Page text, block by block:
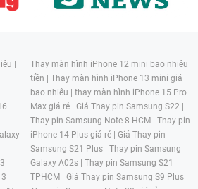
là nếu nó ảnh hưởng đến trải
thẩm mỹ của điện thoại và ảnh
đáo, có thể dẫn đến việc nước
|
Thay màn hình iPhone 12 mini bao nhiêu
tiền | Thay màn hình iPhone 13 mini giá
bao nhiêu | thay màn hình iPhone 15 Pro
Max giá rẻ | Giá Thay pin Samsung S22 |
Thay pin Samsung Note 8 HCM | Thay pin
iPhone 14 Plus giá rẻ | Giá Thay pin
Samsung S21 Plus | Thay pin Samsung
Galaxy A02s | Thay pin Samsung S21
TPHCM | Giá Thay pin Samsung S9 Plus |